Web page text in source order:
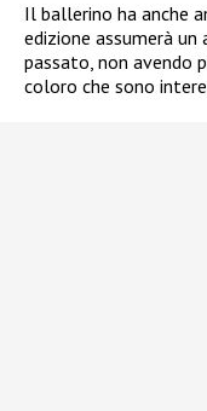
Il ballerino ha anche
edizione assumerà
passato, non avendo
coloro che sono